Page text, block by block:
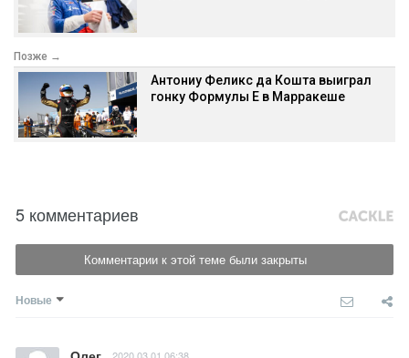
Позже →
Антониу Феликс да Кошта выиграл
гонку Формулы E в Марракеше
5 комментариев
Комментарии к этой теме были закрыты
Новые